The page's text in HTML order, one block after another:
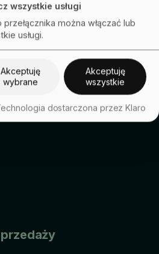
360
wszystkie usługi
można włączać lub
usługi.
Akceptuję
wybrane
Akceptuję
wszystkie
dostarczona przez Klaro